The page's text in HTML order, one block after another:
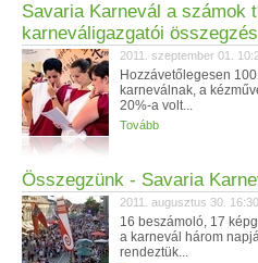
Savaria Karnevál a számok
karneváligazgatói összegzés
2011. szeptember 01.
Hozzávetőlegesen
karneválnak, a
20%-a volt...
Tovább
Összegzünk - Savaria
2011. augusztus 30. 16:30
16 beszámoló, 17
a karnevál három
rendeztük...